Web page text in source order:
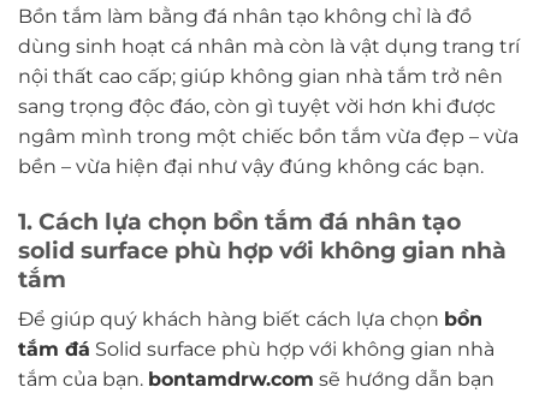
Bồn tắm làm bằng đá nhân tạo không chỉ là đồ
dùng sinh hoạt cá nhân mà còn là vật dụng trang trí
nội thất cao cấp; giúp không gian nhà tắm trở nên
sang trọng độc đáo, còn gì tuyệt vời hơn khi được
ngâm mình trong một chiếc bồn tắm vừa đẹp – vừa
bền – vừa hiện đại như vậy đúng không các bạn.
1. Cách lựa chọn bồn tắm đá nhân tạo
solid surface phù hợp với không gian nhà
tắm
Để giúp quý khách hàng biết cách lựa chọn bồn
tắm đá Solid surface phù hợp với không gian nhà
tắm của bạn. bontamdrw.com sẽ hướng dẫn bạn